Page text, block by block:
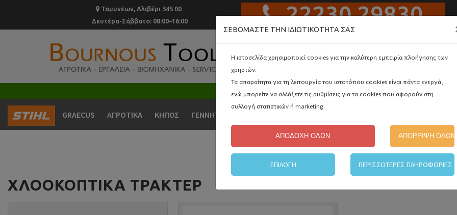
Ταμυνέων, Αλιβέρι 345 00
Δευτέρα-Σάββατο: 08:00–16:00
22230 29830
ΑΛΥΣΟΠΡΙΟΝΑ ΚΑΙ ΨΑΛΙΔΙΑ ΚΛΑΔΕΜΑΤΟΣ ΜΠΑΤΑΡΙΑΣ
GRAECUS ΑΓΡΟΤΙΚΑ ΚΗΠΟΣ ΓΕΝΝΗΤΡΙΕΣ
ΧΛΟΟΚΟΠΤΙΚΆ ΤΡΑΚΤΈΡ
ΣΕΒΌΜΑΣΤΕ ΤΗΝ ΙΔΙΩΤΙΚΌΤΗΤΆ ΣΑΣ
Η ιστοσελίδα χρησιμοποιεί cookies για την καλύτερη εμπειρία πλοήγησης των
χρηστών.
Τα απαραίτητα για τη λειτουργία του ιστοτόπου cookies είναι πάντα ενεργά,
ενώ μπορείτε να αλλάξετε τις ρυθμίσεις για τα cookies που αφορούν στη
συλλογή στατιστικών ή marketing.
ΑΠΟΔΟΧΗ ΟΛΩΝ ΑΠΟΡΡΙΨΗ ΟΛΩΝ
ΕΠΙΛΟΓΗ ΠΕΡΙΣΣΟΤΕΡΕΣ ΠΛΗΡΟΦΟΡΙΕΣ